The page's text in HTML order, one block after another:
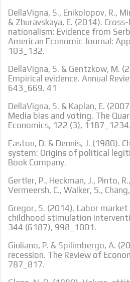
DellaVigna, S., Enikolopov, R.,
& Zhuravskaya, E. (2014).
nationalism: Evidence from
American Economic Journal:
103_132.
DellaVigna, S. & Gentzkow, M.
Empirical evidence. Annual
643_669. 41
DellaVigna, S. & Kaplan, E.
Media bias and voting. The
Economics, 122 (3), 1187_1234.
Easton, D. & Dennis, J. (1980).
system: Origins of political
Book Company.
Gertler, P., Heckman, J., Pinto,
Vermeersh, C., Walker, S.,
Gregor, S. (2014). Labor
childhood stimulation
344 (6187), 998_1001.
Giuliano, P. & Spilimbergo, A.
recession. The Review of
787_817.